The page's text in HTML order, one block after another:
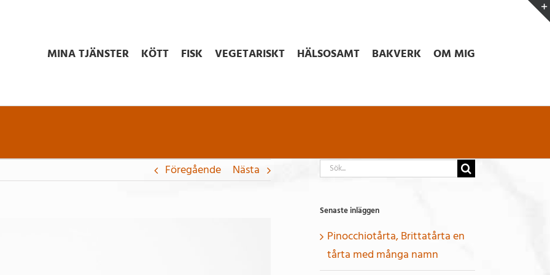
MINA TJÄNSTER KÖTT FISK VEGETARISKT HÄLSOSAMT BAKVERK OM MIG
Föregående Nästa
Sök
Senaste inläggen
Pinocchiotårta, Brittatårta en
tårta med många namn